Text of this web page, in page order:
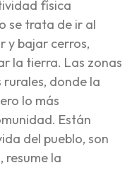
física
se trata de ir al
y bajar cerros,
la tierra. Las zonas
donde la
lo más
Están
del pueblo, son
resume la